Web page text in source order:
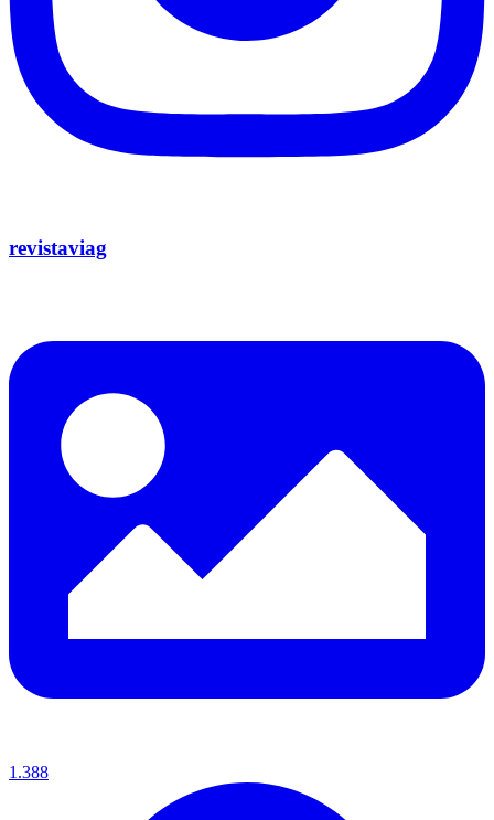
revistaviag
1.388